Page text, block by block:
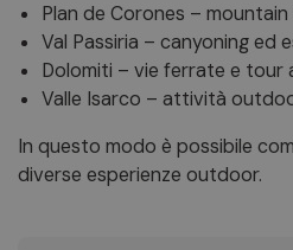
Plan de Corones –
Val Passiria – canyoning ed
Dolomiti – vie ferrate e tour
Valle Isarco – attività
In questo modo è possibile
diverse esperienze outdoor.